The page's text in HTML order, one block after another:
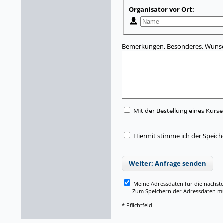
Organisator vor Ort:
Bemerkungen, Besonderes,
Mit der Bestellung eines
Hiermit stimme ich der
Weiter: Anfrage senden
Meine Adressdaten für die
Zum Speichern der Adressdaten
* Pflichtfeld